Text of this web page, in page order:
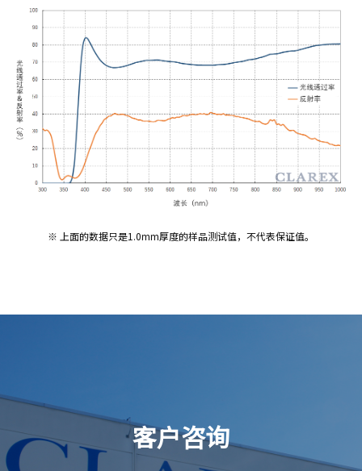
※ 上面的数据只是1.0mm厚度的样品测试值，不代表保证值。
客户咨询